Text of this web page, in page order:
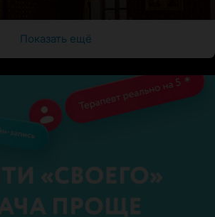
Показать ещё